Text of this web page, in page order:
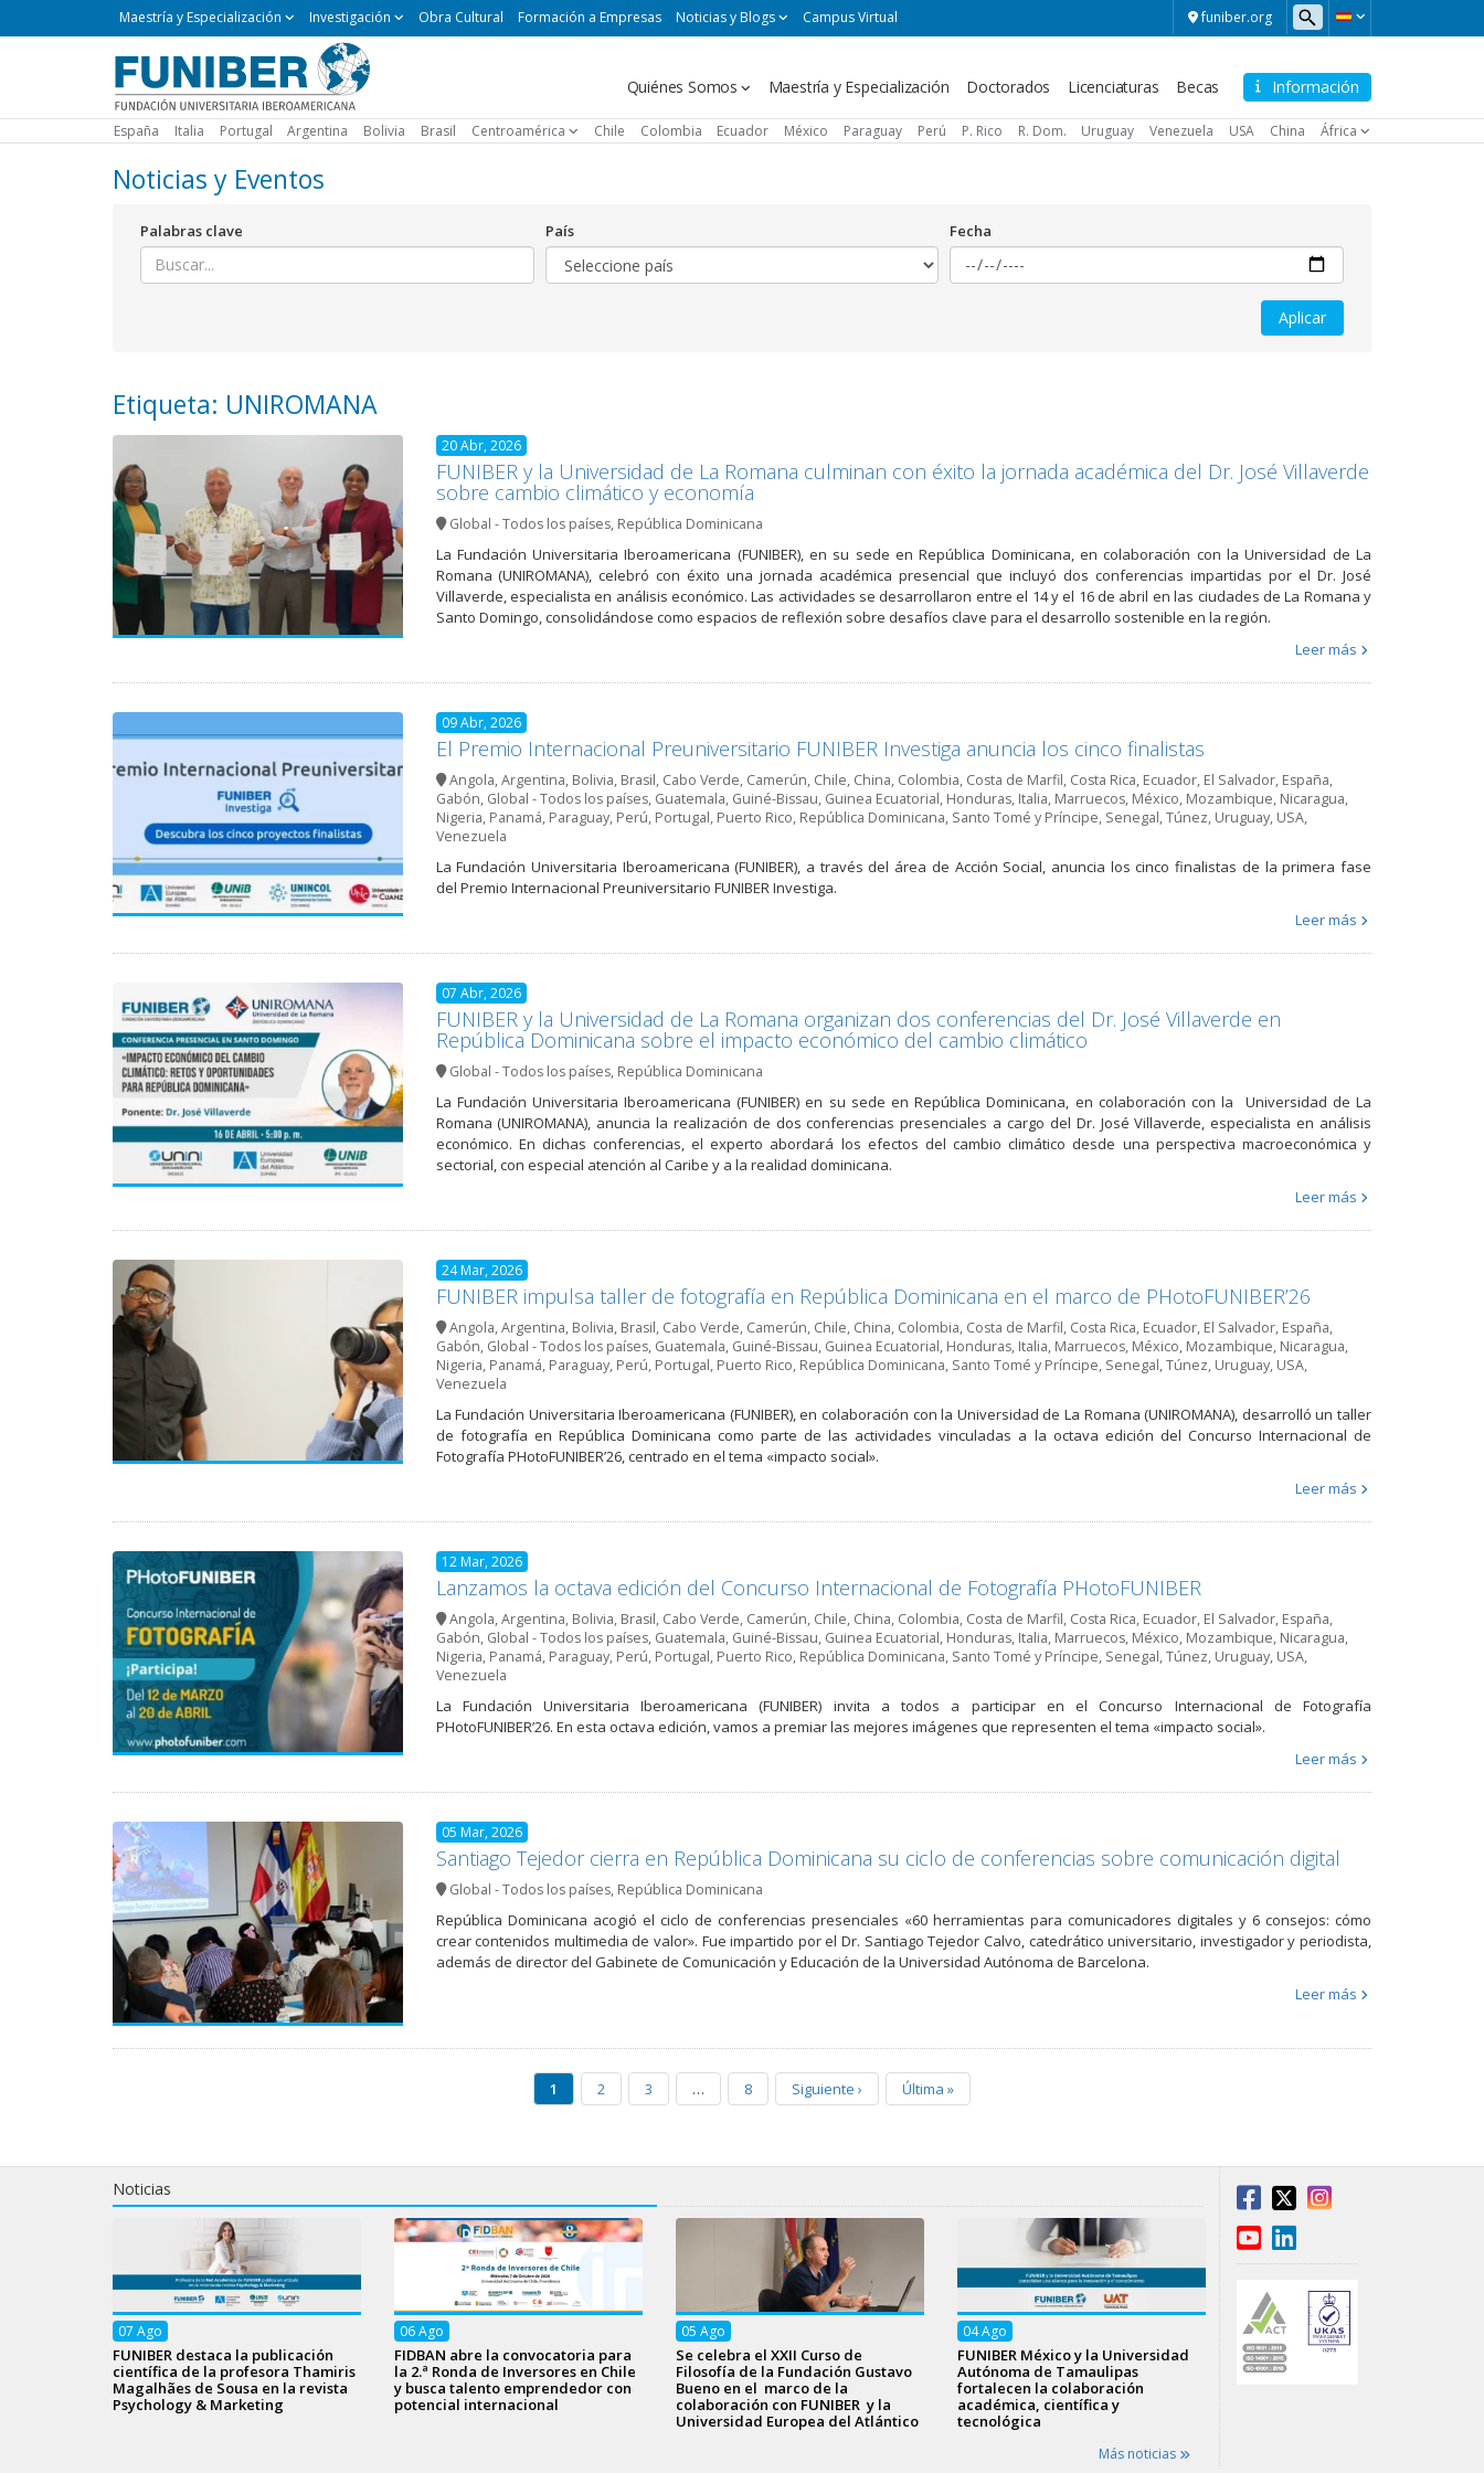
funiber.org
Maestría
Maestría y Especialización Investigación Obra Cultural Formación a Empresas Noticias y Blogs Campus Virtual
Información
Navegación
Quiénes Somos Maestría y Especialización Doctorados Licenciaturas Becas
España Italia Portugal Argentina Bolivia Brasil Centroamérica Chile Colombia Ecuador México Paraguay Perú P. Rico R. Dom. Uruguay Venezuela USA China África
Noticias y Eventos
Palabras clave País Fecha
Etiqueta: UNIROMANA
20 Abr, 2026
FUNIBER y la Universidad de La Romana culminan con éxito la jornada académica del Dr. José Villaverde
sobre cambio climático y economía
Global - Todos los países, República Dominicana
La Fundación Universitaria Iberoamericana (FUNIBER), en su sede en República Dominicana, en colaboración con la Universidad de La
Romana (UNIROMANA), celebró con éxito una jornada académica presencial que incluyó dos conferencias impartidas por el Dr. José
Villaverde, especialista en análisis económico. Las actividades se desarrollaron entre el 14 y el 16 de abril en las ciudades de La Romana y
Santo Domingo, consolidándose como espacios de reflexión sobre desafíos clave para el desarrollo sostenible en la región.
Leer más
09 Abr, 2026
El Premio Internacional Preuniversitario FUNIBER Investiga anuncia los cinco finalistas
Angola,Argentina, Bolivia, Brasil, Cabo Verde, Camerún, Chile, China, Colombia, Costa de Marfil, Costa Rica, Ecuador, El Salvador, España,
Gabón, Global - Todos los países, Guatemala, Guiné-Bissau, Guinea Ecuatorial, Honduras, Italia, Marruecos, México, Mozambique, Nicaragua,
Nigeria, Panamá, Paraguay, Perú, Portugal, Puerto Rico, República Dominicana, Santo Tomé y Príncipe, Senegal,Túnez, Uruguay, USA,
Venezuela
La Fundación Universitaria Iberoamericana (FUNIBER), a través del área de Acción Social, anuncia los cinco finalistas de la primera fase
del Premio Internacional Preuniversitario FUNIBER Investiga.
Leer más
07 Abr, 2026
FUNIBER y la Universidad de La Romana organizan dos conferencias del Dr. José Villaverde en
República Dominicana sobre el impacto económico del cambio climático
Global - Todos los países, República Dominicana
La Fundación Universitaria Iberoamericana (FUNIBER) en su sede en República Dominicana, en colaboración con la Universidad de La
Romana (UNIROMANA), anuncia la realización de dos conferencias presenciales a cargo del Dr. José Villaverde, especialista en análisis
económico. En dichas conferencias, el experto abordará los efectos del cambio climático desde una perspectiva macroeconómica y
sectorial, con especial atención al Caribe y a la realidad dominicana.
Leer más
24 Mar, 2026
FUNIBER impulsa taller de fotografía en República Dominicana en el marco de PHotoFUNIBER’26
Angola,Argentina, Bolivia, Brasil, Cabo Verde, Camerún, Chile, China, Colombia, Costa de Marfil, Costa Rica, Ecuador, El Salvador, España,
Gabón, Global - Todos los países, Guatemala, Guiné-Bissau, Guinea Ecuatorial, Honduras, Italia, Marruecos, México, Mozambique, Nicaragua,
Nigeria, Panamá, Paraguay, Perú, Portugal, Puerto Rico, República Dominicana, Santo Tomé y Príncipe, Senegal,Túnez, Uruguay, USA,
Venezuela
La Fundación Universitaria Iberoamericana (FUNIBER), en colaboración con la Universidad de La Romana (UNIROMANA), desarrolló un taller
de fotografía en República Dominicana como parte de las actividades vinculadas a la octava edición del Concurso Internacional de
Fotografía PHotoFUNIBER’26, centrado en el tema «impacto social».
Leer más
12 Mar, 2026
Lanzamos la octava edición del Concurso Internacional de Fotografía PHotoFUNIBER
Angola,Argentina, Bolivia, Brasil, Cabo Verde, Camerún, Chile, China, Colombia, Costa de Marfil, Costa Rica, Ecuador, El Salvador, España,
Gabón, Global - Todos los países, Guatemala, Guiné-Bissau, Guinea Ecuatorial, Honduras, Italia, Marruecos, México, Mozambique, Nicaragua,
Nigeria, Panamá, Paraguay, Perú, Portugal, Puerto Rico, República Dominicana, Santo Tomé y Príncipe, Senegal,Túnez, Uruguay, USA,
Venezuela
La Fundación Universitaria Iberoamericana (FUNIBER) invita a todos a participar en el Concurso Internacional de Fotografía
PHotoFUNIBER’26. En esta octava edición, vamos a premiar las mejores imágenes que representen el tema «impacto social».
Leer más
05 Mar, 2026
Santiago Tejedor cierra en República Dominicana su ciclo de conferencias sobre comunicación digital
Global - Todos los países, República Dominicana
República Dominicana acogió el ciclo de conferencias presenciales «60 herramientas para comunicadores digitales y 6 consejos: cómo
crear contenidos multimedia de valor». Fue impartido por el Dr. Santiago Tejedor Calvo, catedrático universitario, investigador y periodista,
además de director del Gabinete de Comunicación y Educación de la Universidad Autónoma de Barcelona.
Leer más
1 2 3 … 8 Siguiente › Última »
Noticias
07 Ago
FUNIBER destaca la publicación
científica de la profesora Thamiris
Magalhães de Sousa en la revista
Psychology & Marketing
06Ago
FIDBAN abre la convocatoria para
la 2.ª Ronda de Inversores en Chile
y busca talento emprendedor con
potencial internacional
05 Ago
Se celebra el XXII Curso de
Filosofía de la Fundación Gustavo
Bueno en el marco de la
colaboración con FUNIBER y la
Universidad Europea del Atlántico
04Ago
FUNIBER México y la Universidad
Autónoma de Tamaulipas
fortalecen la colaboración
académica, científica y
tecnológica
Más noticias